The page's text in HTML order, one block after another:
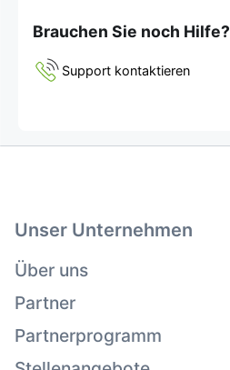
Brauchen Sie noch Hilfe?
Support kontaktieren
Unser Unternehmen
Über uns
Partner
Partnerprogramm